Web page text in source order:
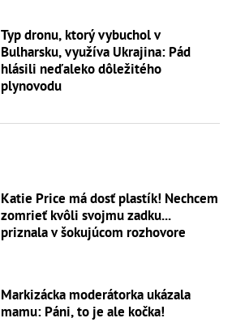
Typ dronu, ktorý vybuchol v
Bulharsku, využíva Ukrajina: Pád
hlásili neďaleko dôležitého
plynovodu
Katie Price má dosť plastík! Nechcem
zomrieť kvôli svojmu zadku...
priznala v šokujúcom rozhovore
Markizácka moderátorka ukázala
mamu: Páni, to je ale kočka!